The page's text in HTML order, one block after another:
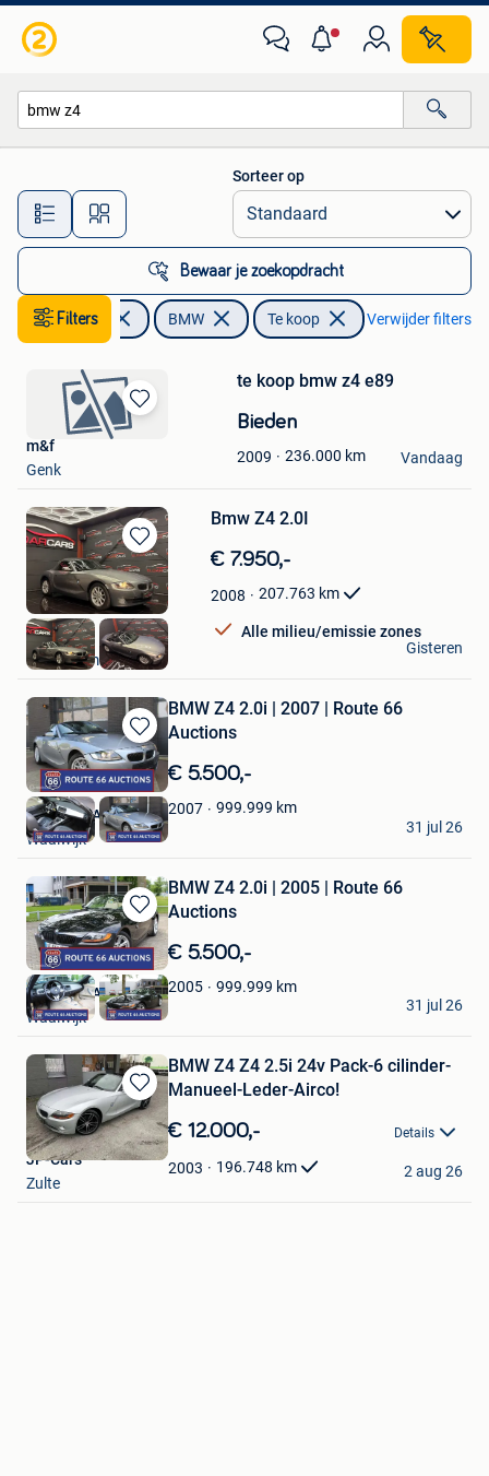
Alle afstanden…
Sorteer op
Bewaar je zoekopdracht
Filters
Auto's BMW Te koop Verwijder filters
Bewaren
te koop bmw z4 e89
Bieden
2009 236.000 km
m&f
Genk
Vandaag
Bewaren
in
Mijn
Favorieten
Bmw Z4 2.0I
€ 7.950,-
2008 207.763 km
Alle milieu/emissie zones
Eldarcars
Desselgem
Gisteren
Bewaren
in
Mijn
Favorieten
BMW Z4 2.0i | 2007 | Route 66
Auctions
€ 5.500,-
2007 999.999 km
Route 66 Auctions
Waalwijk
31 jul 26
Bewaren
in
Mijn
Favorieten
BMW Z4 2.0i | 2005 | Route 66
Auctions
€ 5.500,-
2005 999.999 km
Route 66 Auctions
Waalwijk
31 jul 26
Bewaren
in
Mijn
Favorieten
BMW Z4 Z4 2.5i 24v Pack-6 cilinder-
Manueel-Leder-Airco!
€ 12.000,- Details
2003 196.748 km
JP-Cars
Zulte
2 aug 26